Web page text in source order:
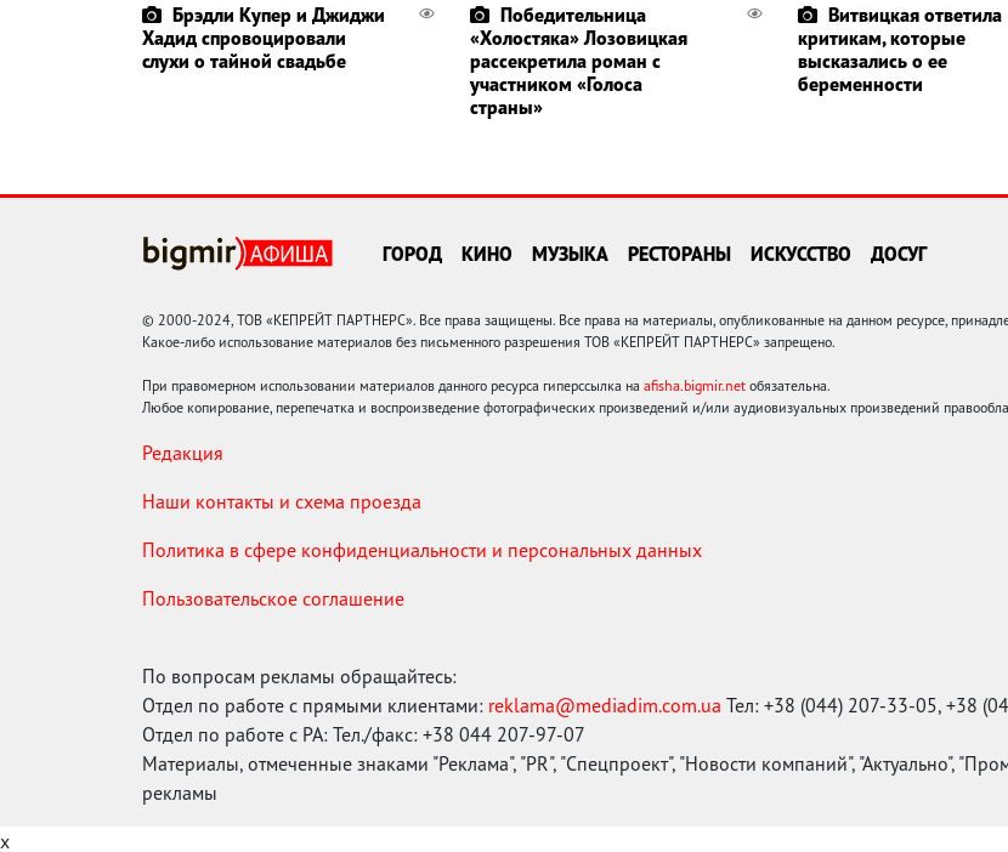
Брэдли Купер и Джиджи
Хадид спровоцировали
слухи о тайной свадьбе
Победительница
«Холостяка» Лозовицкая
рассекретила роман с
участником «Голоса
страны»
Витвицкая ответила
критикам, которые
высказались о ее
беременности
ГОРОД КИНО МУЗЫКА РЕСТОРАНЫ ИСКУССТВО ДОСУГ
© 2000-2024, ТОВ «КЕПРЕЙТ ПАРТНЕРС». Все права защищены. Все права на материалы, опубликованные на данном ресурсе,
Какое-либо использование материалов без письменного разрешения ТОВ «КЕПРЕЙТ ПАРТНЕРС» запрещено.
При правомерном использовании материалов данного ресурса гиперссылка на afisha.bigmir.net обязательна.
Любое копирование, перепечатка и воспроизведение фотографических произведений и/или аудиовизуальных произведений
Редакция
Наши контакты и схема проезда
Политика в сфере конфиденциальности и персональных данных
Пользовательское соглашение
По вопросам рекламы обращайтесь:
Отдел по работе с прямыми клиентами: reklama@mediadim.com.ua Тел: +38 (044) 207-33-05, +38
Отдел по работе с РА: Тел./факс: +38 044 207-97-07
Материалы, отмеченные знаками "Реклама", "PR", "Спецпроект", "Новости компаний", "Актуально",
рекламы
x